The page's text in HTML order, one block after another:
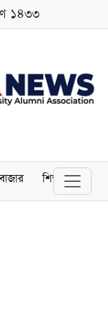
১৪৩৩
শিক্ষা